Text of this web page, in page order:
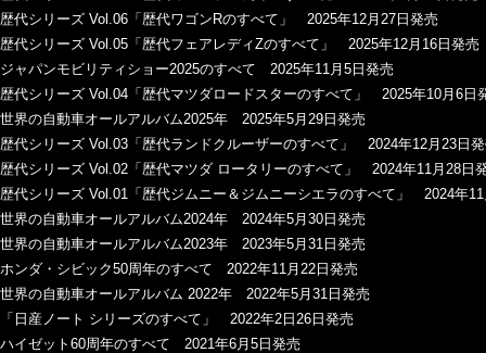
歴代シリーズ Vol.06「歴代ワゴンRのすべて」 2025年12月27日発売
歴代シリーズ Vol.05「歴代フェアレディZのすべて」 2025年12月16日発売
ジャパンモビリティショー2025のすべて 2025年11月5日発売
歴代シリーズ Vol.04「歴代マツダロードスターのすべて」 2025年10月6日
世界の自動車オールアルバム2025年 2025年5月29日発売
歴代シリーズ Vol.03「歴代ランドクルーザーのすべて」 2024年12月23日
歴代シリーズ Vol.02「歴代マツダ ロータリーのすべて」 2024年11月28日
歴代シリーズ Vol.01「歴代ジムニー＆ジムニーシエラのすべて」 2024年
世界の自動車オールアルバム2024年 2024年5月30日発売
世界の自動車オールアルバム2023年 2023年5月31日発売
ホンダ・シビック50周年のすべて 2022年11月22日発売
世界の自動車オールアルバム 2022年 2022年5月31日発売
「日産ノート シリーズのすべて」 2022年2日26日発売
ハイゼット60周年のすべて 2021年6月5日発売